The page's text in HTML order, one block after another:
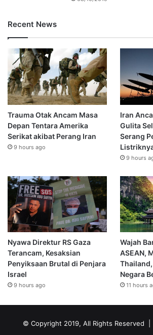
Recent News
Trauma Otak Ancam Masa
Depan Tentara Amerika
Serikat akibat Perang Iran
9 hours ago
Iran
Gulita
Serang
9 hours
Nyawa Direktur RS Gaza
Terancam, Kesaksian
Penyiksaan Brutal di Penjara
Israel
9 hours ago
Wajah
ASEAN,
Negara
11 hours
© Copyright 2019, All Rights Reserved |